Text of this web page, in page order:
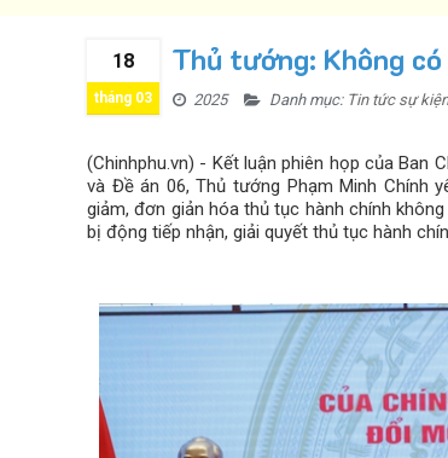
18
tháng 03
Thủ tướng: Không
2025 Danh mục: Tin tức sự kiện
(Chinhphu.vn) - Kết luận phiên họp của
và Đề án 06, Thủ tướng Phạm Minh Chính
giảm, đơn giản hóa thủ tục hành chính
bị động tiếp nhận, giải quyết thủ tục hành